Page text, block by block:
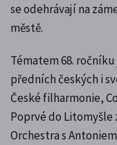
se odehrávají na
městě.
Tématem 68. ročníku
předních českých i
České filharmonie,
Poprvé do
Orchestra s